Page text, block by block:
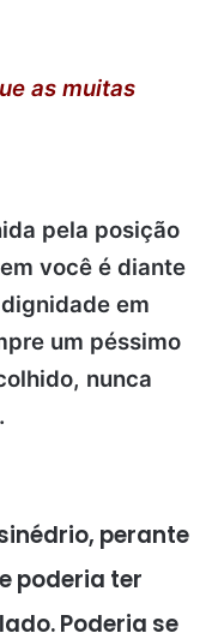
as muitas
pela posição
você é diante
em
um péssimo
nunca
perante
poderia ter
Poderia se